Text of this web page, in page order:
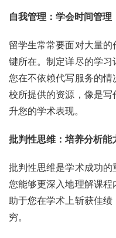
自我管理：学会时间管理
留学生常常要面对大量
键所在。制定详尽的学
您在不依赖代写服务的
校所提供的资源，像是
升您的学术表现。
批判性思维：培养分析能
批判性思维是学术成功的
您能够更深入地理解课
助于您在学术上斩获佳
穷。